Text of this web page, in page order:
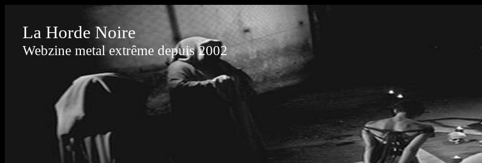
La Horde Noire
Webzine metal extrême depuis 2002